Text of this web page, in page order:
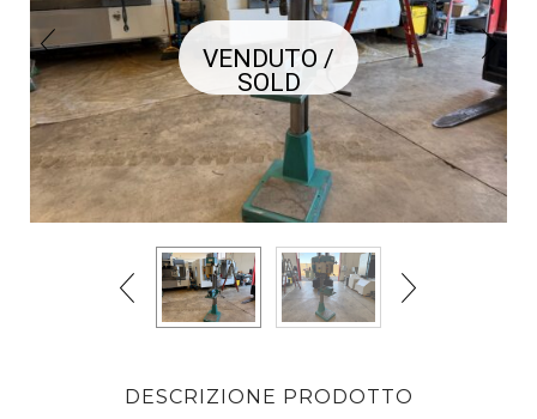
VENDUTO /
SOLD
DESCRIZIONE PRODOTTO